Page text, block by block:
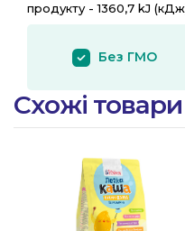
продукту - 1360,7 kJ
Без ГМО
Схожі товари